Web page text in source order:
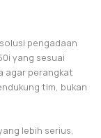
pengadaan
yang sesuai
agar perangkat
tim, bukan
lebih serius,